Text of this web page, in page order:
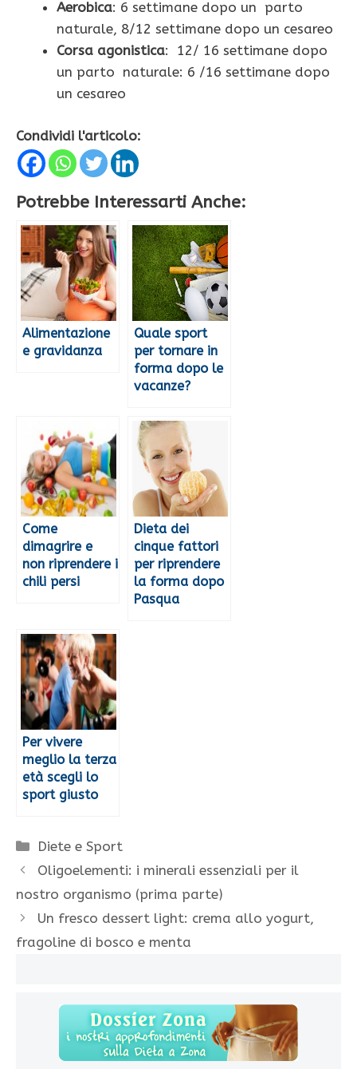
Aerobica: 6 settimane dopo un parto
naturale, 8/12 settimane dopo un cesareo
Corsa agonistica: 12/ 16 settimane dopo
un parto naturale: 6 /16 settimane dopo
un cesareo
Condividi l'articolo:
Potrebbe Interessarti Anche:
Alimentazione
e gravidanza
Quale sport
per tornare in
forma dopo le
vacanze?
Come
dimagrire e
non riprendere i
chili persi
Dieta dei
cinque fattori
per riprendere
la forma dopo
Pasqua
Per vivere
meglio la terza
età scegli lo
sport giusto
Categorie
Diete e Sport
Oligoelementi: i minerali essenziali per il
nostro organismo (prima parte)
Un fresco dessert light: crema allo yogurt,
fragoline di bosco e menta